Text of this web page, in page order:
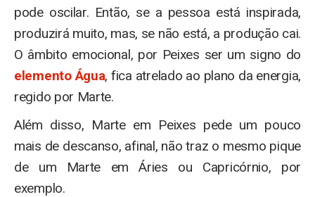
pode oscilar. Então, se a pessoa está inspirada,
produzirá muito, mas, se não está, a produção cai.
O âmbito emocional​, por Peixes ser um signo do
elemento Água, fica atrelado ao plano da energia,
regido por Marte.
Além disso, Marte em Peixes pede um pouco
mais de descanso, afinal, não traz o mesmo pique
de um Marte em Áries​ ou Capricórnio, por
exemplo.